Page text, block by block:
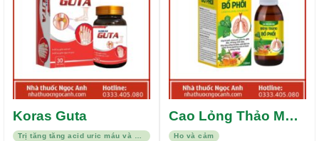
Koras Guta
Ho và cảm
Cao Lỏng Thảo Mộc
Đông Trùng Bổ Phổi